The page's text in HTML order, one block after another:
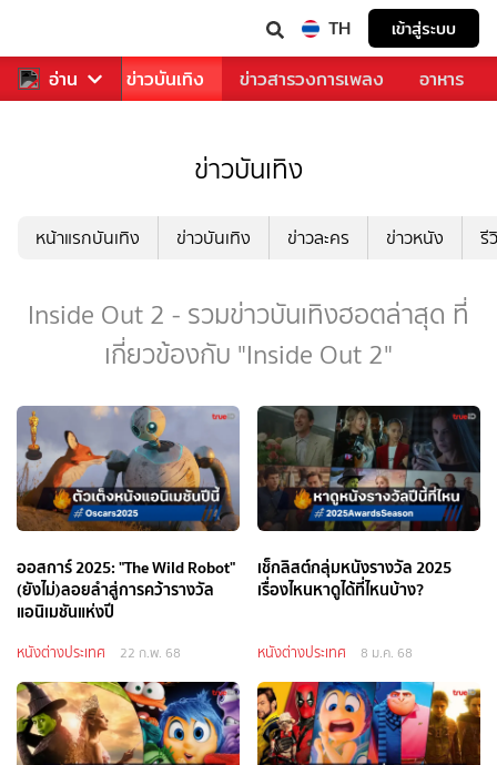
TH เข้าสู่ระบบ
อ่าน
ฬา ข่าว ข่าวบันเทิง ข่าวสารวงการเพลง อาหาร
ข่าวบันเทิง
หน้าแรกบันเทิง ข่าวบันเทิง ข่าวละคร ข่าวหนัง รี
Inside Out 2 - รวมข่าวบันเทิงฮอตล่าสุด ที่
เกี่ยวข้องกับ "Inside Out 2"
ออสการ์ 2025: "The Wild Robot"
(ยังไม่)ลอยลำสู่การคว้ารางวัล
แอนิเมชันแห่งปี
หนังต่างประเทศ 22 ก.พ. 68
เช็กลิสต์กลุ่มหนังรางวัล 2025
เรื่องไหนหาดูได้ที่ไหนบ้าง?
หนังต่างประเทศ 8 ม.ค. 68